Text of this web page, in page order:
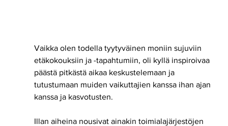
Vaikka olen todella tyytyväinen moniin sujuviin
etäkokouksiin ja -tapahtumiin, oli kyllä inspiroivaa
päästä pitkästä aikaa keskustelemaan ja
tutustumaan muiden vaikuttajien kanssa ihan ajan
kanssa ja kasvotusten.
Illan aiheina nousivat ainakin toimialajärjestöjen